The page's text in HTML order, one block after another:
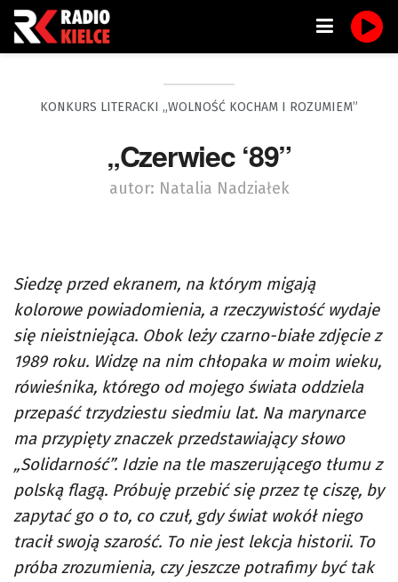
KONKURS LITERACKI „WOLNOŚĆ KOCHAM I ROZUMIEM”
„Czerwiec ‘89”
autor: Natalia Nadziałek
Siedzę przed ekranem, na którym migają
kolorowe powiadomienia, a rzeczywistość wydaje
się nieistniejąca. Obok leży czarno-białe zdjęcie z
1989 roku. Widzę na nim chłopaka w moim wieku,
rówieśnika, którego od mojego świata oddziela
przepaść trzydziestu siedmiu lat. Na marynarce
ma przypięty znaczek przedstawiający słowo
„Solidarność”. Idzie na tle maszerującego tłumu z
polską flagą. Próbuję przebić się przez tę ciszę, by
zapytać go o to, co czuł, gdy świat wokół niego
tracił swoją szarość. To nie jest lekcja historii. To
próba zrozumienia, czy jeszcze potrafimy być tak